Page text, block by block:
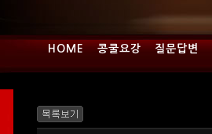
HOME 콩쿨요강 질문답변